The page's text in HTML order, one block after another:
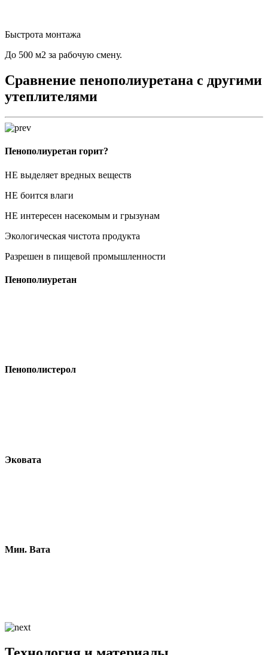
Быстрота монтажа
До 500 м2 за рабочую смену.
Сравнение пенополиуретана с другими
утеплителями
Пенополиуретан горит?
НЕ выделяет вредных веществ
НЕ боится влаги
НЕ интересен насекомым и грызунам
Экологическая чистота продукта
Разрешен в пищевой промышленности
Пенополиуретан
Пенополистерол
Эковата
Мин. Вата